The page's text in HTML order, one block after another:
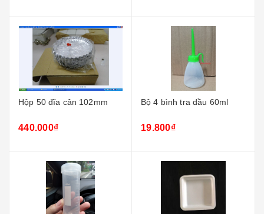
Hộp 50 đĩa cân 102mm
440.000₫
Bộ 4 bình tra dầu 60ml
19.800₫